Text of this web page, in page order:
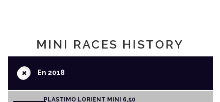
MINI RACES HISTORY
+En 2018
PLASTIMO LORIENT MINI 6,50